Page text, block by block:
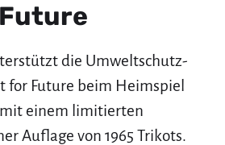
die Umweltschutz-
for Future beim Heimspiel
mit einem limitierten
Auflage von 1965 Trikots.